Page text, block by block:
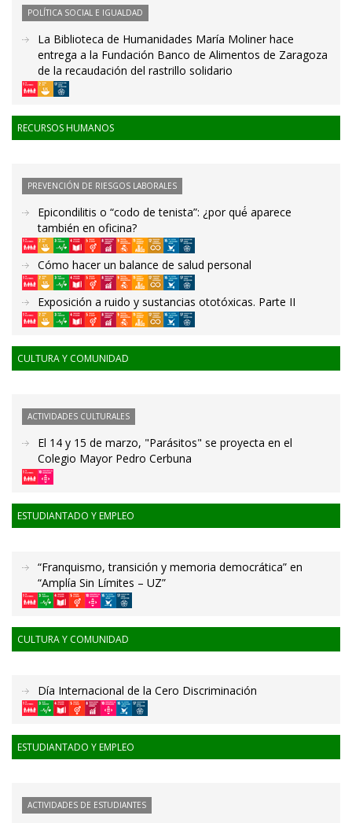
POLÍTICA SOCIAL E IGUALDAD
La Biblioteca de Humanidades María Moliner hace
entrega a la Fundación Banco de Alimentos de Zaragoza
de la recaudación del rastrillo solidario
RECURSOS HUMANOS
PREVENCIÓN DE RIESGOS LABORALES
Epicondilitis o “codo de tenista”: ¿por qué́ aparece
también en oficina?
Cómo hacer un balance de salud personal
Exposición a ruido y sustancias ototóxicas. Parte II
CULTURA Y COMUNIDAD
ACTIVIDADES CULTURALES
El 14 y 15 de marzo, "Parásitos" se proyecta en el
Colegio Mayor Pedro Cerbuna
ESTUDIANTADO Y EMPLEO
“Franquismo, transición y memoria democrática” en
“Amplía Sin Límites – UZ”
CULTURA Y COMUNIDAD
Día Internacional de la Cero Discriminación
ESTUDIANTADO Y EMPLEO
ACTIVIDADES DE ESTUDIANTES